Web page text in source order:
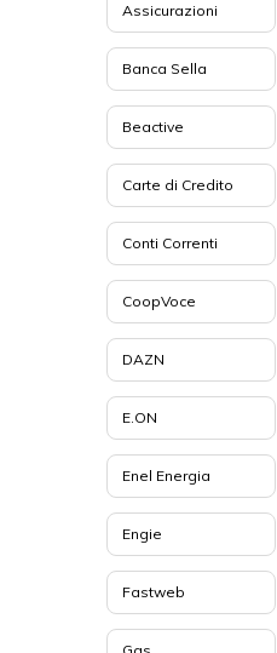
Assicurazioni
Banca Sella
Beactive
Carte di Credito
Conti Correnti
CoopVoce
DAZN
E.ON
Enel Energia
Engie
Fastweb